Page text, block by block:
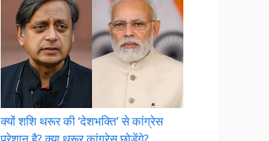
क्यों शशि थरूर की ‘देशभक्ति’ से कांग्रेस